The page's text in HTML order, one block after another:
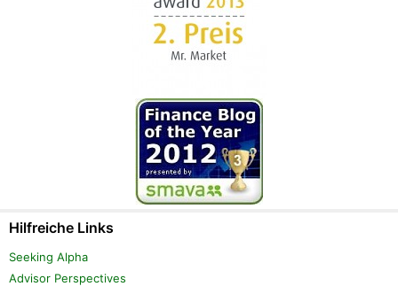
Hilfreiche Links
Seeking Alpha
Advisor Perspectives